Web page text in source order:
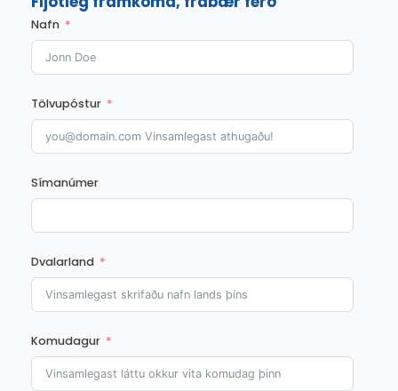
Nafn
Tölvupóstur
Símanúmer
Dvalarland
Komudagur